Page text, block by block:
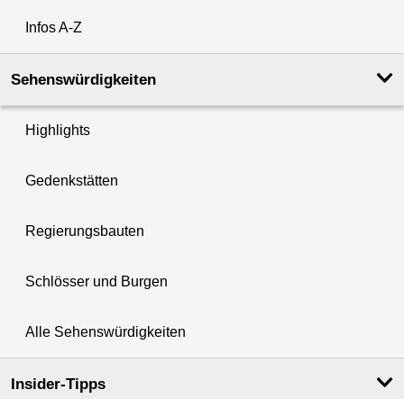
Infos A-Z
Sehenswürdigkeiten
Highlights
Gedenkstätten
Regierungsbauten
Schlösser und Burgen
Alle Sehenswürdigkeiten
Insider-Tipps